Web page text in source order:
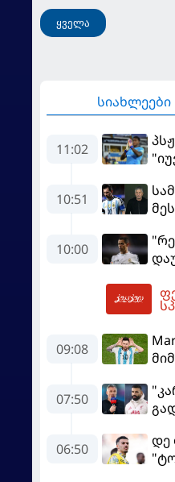
ყველა
სიახლეები
11:02
10:51
10:00
09:08
07:50
06:50
დე